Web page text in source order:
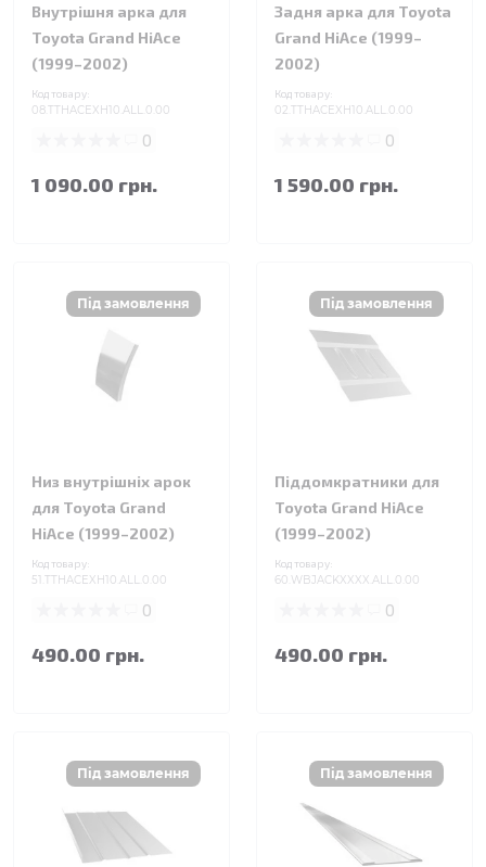
Внутрішня арка для
Toyota Grand HiAce
(1999–2002)
Код товару:
08.TTHACEXH10.ALL.0.00
0
1 090.00 грн.
Задня арка для Toyota
Grand HiAce (1999–
2002)
Код товару:
02.TTHACEXH10.ALL.0.00
0
1 590.00 грн.
Низ внутрішніх арок
для Toyota Grand
HiAce (1999–2002)
Код товару:
51.TTHACEXH10.ALL.0.00
0
490.00 грн.
Піддомкратники для
Toyota Grand HiAce
(1999–2002)
Код товару:
60.WBJACKXXXX.ALL.0.00
0
490.00 грн.